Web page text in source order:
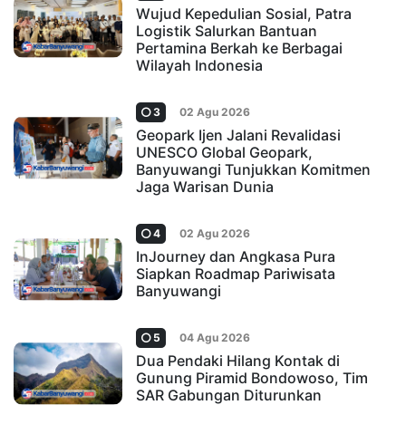
Wujud Kepedulian Sosial, Patra
Logistik Salurkan Bantuan
Pertamina Berkah ke Berbagai
Wilayah Indonesia
3 02 Agu 2026
Geopark Ijen Jalani Revalidasi
UNESCO Global Geopark,
Banyuwangi Tunjukkan Komitmen
Jaga Warisan Dunia
4 02 Agu 2026
InJourney dan Angkasa Pura
Siapkan Roadmap Pariwisata
Banyuwangi
5 04 Agu 2026
Dua Pendaki Hilang Kontak di
Gunung Piramid Bondowoso, Tim
SAR Gabungan Diturunkan